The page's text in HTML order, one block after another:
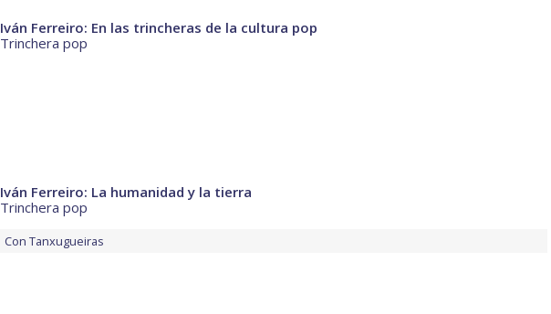
Iván Ferreiro: En las trincheras de la cultura pop
Trinchera pop
Iván Ferreiro: La humanidad y la tierra
Trinchera pop
Con Tanxugueiras